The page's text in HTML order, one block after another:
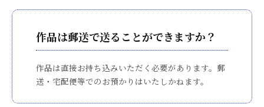
作品は郵送で送ることができますか？
作品は直接お持ち込みいただく必要があります。郵
送・宅配便等でのお預かりはいたしかねます。